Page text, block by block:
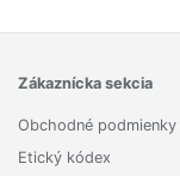
Zákaznícka sekcia
Obchodné podmienky
Etický kódex